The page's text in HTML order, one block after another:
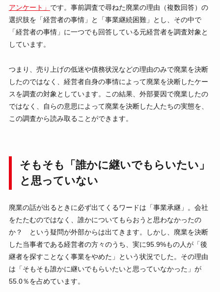
アンケート」 です。事前調査で尋ねた廃業の理由（複数回答）の
選択肢を「経営者の事情」と「事業継続困難」とし、その中で
「経営者の事情」に一つでも回答している元経営者を調査対象と
しています。
つまり、売り上げの低迷や債務状況などの理由のみで廃業を決断
したのではなく、経営者自身の事情によって廃業を決断したケー
スを調査の対象としています。この結果、外部要因で廃業したの
ではなく、自らの意思によって廃業を決断した人たちの実態を、
この調査から読み取ることができます。
そもそも「誰かに継いでもらいたい」
と思っていない
廃業の話が出るときに必ず出てくるワードは「事業承継」。会社
をたたむのではなく、誰かについてもらおうと思わなかったの
か？ という疑問が外部からは出てきます。しかし、廃業を決断
した当事者である経営者の方々のうち、実に95.9%もの人が「後
継者を探すことなく事業をやめた」という状況でした。その理由
は「そもそも誰かに継いでもらいたいと思っていなかった」が
55.0％を占めています。